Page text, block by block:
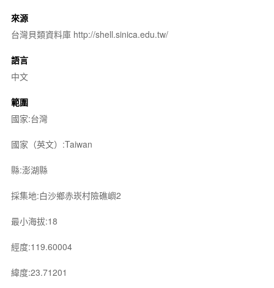
來源
台灣貝類資料庫 http://shell.sinica.edu.tw/
語言
中文
範圍
國家:台灣
國家（英文）:Taiwan
縣:澎湖縣
採集地:白沙鄉赤崁村險礁嶼2
最小海拔:18
經度:119.60004
緯度:23.71201